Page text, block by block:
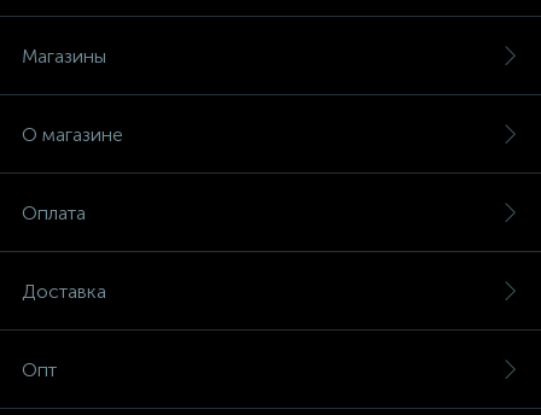
Магазины
О магазине
Оплата
Доставка
Опт